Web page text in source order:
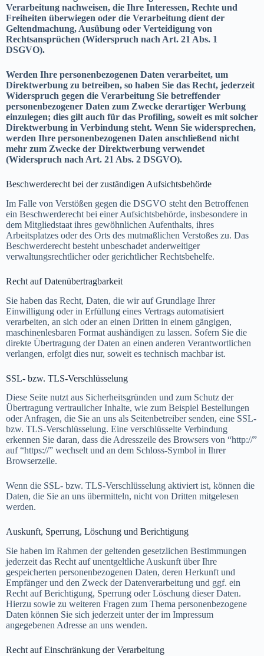
Verarbeitung nachweisen, die Ihre Interessen, Rechte und
Freiheiten überwiegen oder die Verarbeitung dient der
Geltendmachung, Ausübung oder Verteidigung von
Rechtsansprüchen (Widerspruch nach Art. 21 Abs. 1
DSGVO).
Werden Ihre personenbezogenen Daten verarbeitet, um
Direktwerbung zu betreiben, so haben Sie das Recht, jederzeit
Widerspruch gegen die Verarbeitung Sie betreffender
personenbezogener Daten zum Zwecke derartiger Werbung
einzulegen; dies gilt auch für das Profiling, soweit es mit solcher
Direktwerbung in Verbindung steht. Wenn Sie widersprechen,
werden Ihre personenbezogenen Daten anschließend nicht
mehr zum Zwecke der Direktwerbung verwendet
(Widerspruch nach Art. 21 Abs. 2 DSGVO).
Beschwerderecht bei der zuständigen Aufsichtsbehörde
Im Falle von Verstößen gegen die DSGVO steht den Betroffenen
ein Beschwerderecht bei einer Aufsichtsbehörde, insbesondere in
dem Mitgliedstaat ihres gewöhnlichen Aufenthalts, ihres
Arbeitsplatzes oder des Orts des mutmaßlichen Verstoßes zu. Das
Beschwerderecht besteht unbeschadet anderweitiger
verwaltungsrechtlicher oder gerichtlicher Rechtsbehelfe.
Recht auf Datenübertragbarkeit
Sie haben das Recht, Daten, die wir auf Grundlage Ihrer
Einwilligung oder in Erfüllung eines Vertrags automatisiert
verarbeiten, an sich oder an einen Dritten in einem gängigen,
maschinenlesbaren Format aushändigen zu lassen. Sofern Sie die
direkte Übertragung der Daten an einen anderen Verantwortlichen
verlangen, erfolgt dies nur, soweit es technisch machbar ist.
SSL- bzw. TLS-Verschlüsselung
Diese Seite nutzt aus Sicherheitsgründen und zum Schutz der
Übertragung vertraulicher Inhalte, wie zum Beispiel Bestellungen
oder Anfragen, die Sie an uns als Seitenbetreiber senden, eine SSL-
bzw. TLS-Verschlüsselung. Eine verschlüsselte Verbindung
erkennen Sie daran, dass die Adresszeile des Browsers von “http://”
auf “https://” wechselt und an dem Schloss-Symbol in Ihrer
Browserzeile.
Wenn die SSL- bzw. TLS-Verschlüsselung aktiviert ist, können die
Daten, die Sie an uns übermitteln, nicht von Dritten mitgelesen
werden.
Auskunft, Sperrung, Löschung und Berichtigung
Sie haben im Rahmen der geltenden gesetzlichen Bestimmungen
jederzeit das Recht auf unentgeltliche Auskunft über Ihre
gespeicherten personenbezogenen Daten, deren Herkunft und
Empfänger und den Zweck der Datenverarbeitung und ggf. ein
Recht auf Berichtigung, Sperrung oder Löschung dieser Daten.
Hierzu sowie zu weiteren Fragen zum Thema personenbezogene
Daten können Sie sich jederzeit unter der im Impressum
angegebenen Adresse an uns wenden.
Recht auf Einschränkung der Verarbeitung